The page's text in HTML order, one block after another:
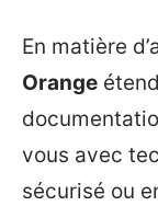
En matière
Orange
vous avec
sécurisé ou